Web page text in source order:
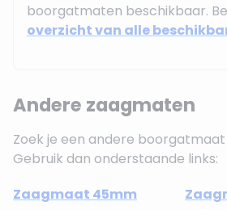
boorgatmaten beschikbaar.
overzicht van alle
Andere zaagmaten
Zoek je een andere
Gebruik dan onderstaande links:
Zaagmaat 45mm